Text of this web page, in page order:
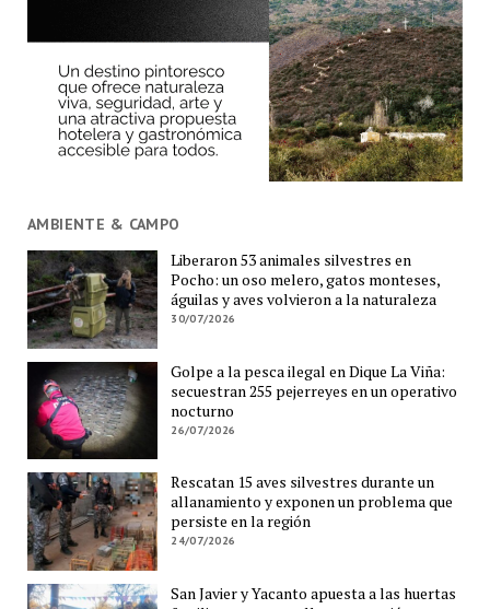
AMBIENTE & CAMPO
Liberaron 53 animales silvestres en
Pocho: un oso melero, gatos monteses,
águilas y aves volvieron a la naturaleza
30/07/2026
Golpe a la pesca ilegal en Dique La Viña:
secuestran 255 pejerreyes en un operativo
nocturno
26/07/2026
Rescatan 15 aves silvestres durante un
allanamiento y exponen un problema que
persiste en la región
24/07/2026
San Javier y Yacanto apuesta a las huertas